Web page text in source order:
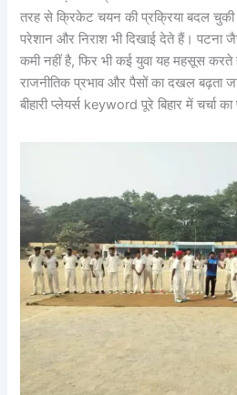
तरह से क्रिकेट चयन की प्रक्रिया बदल चुकी
परेशान और निराश भी दिखाई देते हैं। पटना
कमी नहीं है, फिर भी कई युवा यह महसूस
राजनीतिक प्रभाव और पैसों का दखल बढ़ता
बीहारी प्लेयर्स keyword पूरे बिहार में चर्चा